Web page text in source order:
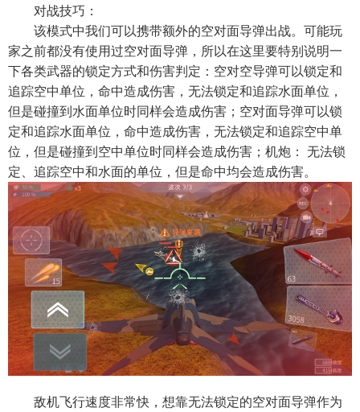
对战技巧：
该模式中我们可以携带额外的空对面导弹出战。可能玩
家之前都没有使用过空对面导弹，所以在这里要特别说明一
下各类武器的锁定方式和伤害判定：空对空导弹可以锁定和
追踪空中单位，命中造成伤害，无法锁定和追踪水面单位，
但是碰撞到水面单位时同样会造成伤害；空对面导弹可以锁
定和追踪水面单位，命中造成伤害，无法锁定和追踪空中单
位，但是碰撞到空中单位时同样会造成伤害；机炮： 无法锁
定、追踪空中和水面的单位，但是命中均会造成伤害。
敌机飞行速度非常快，想靠无法锁定的空对面导弹作为